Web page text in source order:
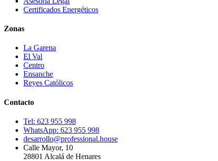
Certificados Energéticos
Zonas
La Garena
El Val
Centro
Ensanche
Reyes Católicos
Contacto
Tel: 623 955 998
WhatsApp: 623 955 998
desarrollo@professional.house
Calle Mayor, 10
28801 Alcalá de Henares